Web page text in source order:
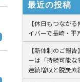
最近の投稿
【休日もつなが
イバーで長崎・平
【新体制のご報
ーは「持続可能
連続増収と脱炭素